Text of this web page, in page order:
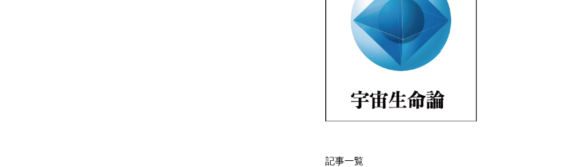
記事一覧